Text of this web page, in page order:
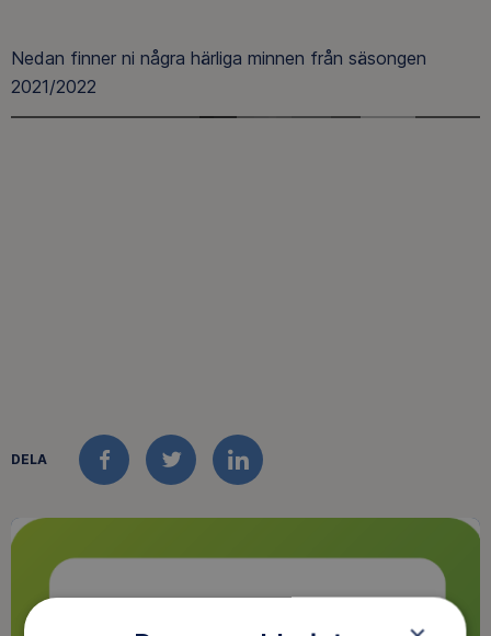
Nedan finner ni några härliga minnen från säsongen
2021/2022
DELA
FACEBOOKTWITTERLINKEDIN